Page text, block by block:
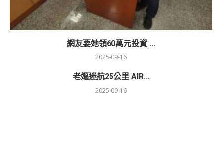
網友要她領60萬元投資 ...
2025-09-16
老嫗迷航25公里 AIR...
2025-09-16